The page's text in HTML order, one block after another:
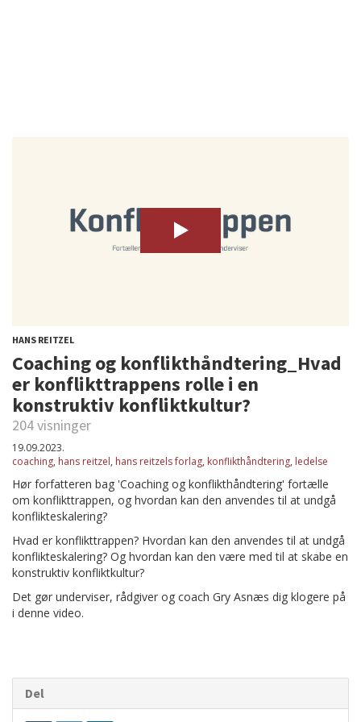
HANS REITZEL
Coaching og konflikthåndtering_Hvad
er konflikttrappens rolle i en
konstruktiv konfliktkultur?
204 visninger
19.09.2023.
coaching, hans reitzel, hans reitzels forlag, konflikthåndtering, ledelse
Hør forfatteren bag 'Coaching og konflikthåndtering' fortælle
om konflikttrappen, og hvordan kan den anvendes til at undgå
konflikteskalering?
Hvad er konflikttrappen? Hvordan kan den anvendes til at undgå
konflikteskalering? Og hvordan kan den være med til at skabe en
konstruktiv konfliktkultur?
Det gør underviser, rådgiver og coach Gry Asnæs dig klogere på
i denne video.
Del